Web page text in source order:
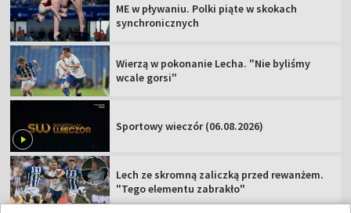
ME w pływaniu. Polki piąte w skokach
synchronicznych
Wierzą w pokonanie Lecha. "Nie byliśmy
wcale gorsi"
Sportowy wieczór (06.08.2026)
Lech ze skromną zaliczką przed rewanżem.
"Tego elementu zabrakło"